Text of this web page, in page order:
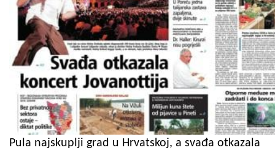
Pula najskuplji grad u Hrvatskoj, a svađa otkazala